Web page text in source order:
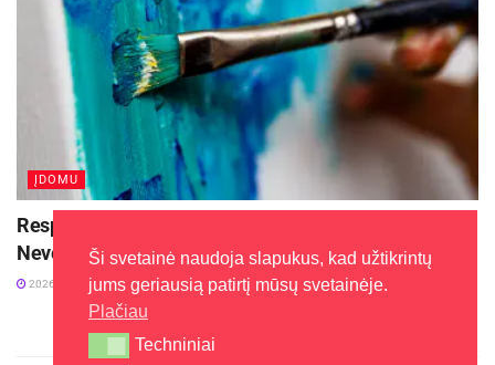
ĮDOMU
Respublikinis tapytojų pleneras „Kėdainiai. Abipus
Nevėžio 2026“
2026-08-03
Ši svetainė naudoja slapukus, kad užtikrintų
jums geriausią patirtį mūsų svetainėje.
Plačiau
Techniniai
Techniniai